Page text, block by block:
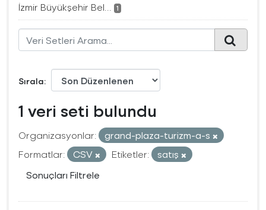
İzmir Büyükşehir Bel... 1
Sırala
1 veri seti bulundu
Organizasyonlar:
grand-plaza-turizm-a-s
Formatlar:
CSV Etiketler:
satış
Sonuçları Filtrele